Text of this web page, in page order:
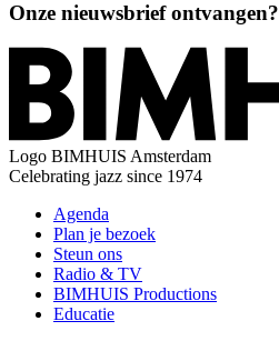
Onze nieuwsbrief ontvangen?
Logo BIMHUIS Amsterdam
Celebrating jazz since 1974
Agenda
Plan je bezoek
Steun ons
Radio & TV
BIMHUIS Productions
Educatie